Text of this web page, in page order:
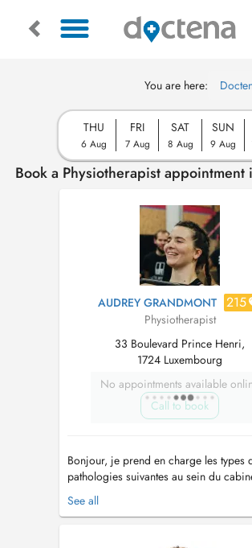
You are here:
THU
6 Aug
FRI
7 Aug
SAT
8 Aug
SUN
9 Aug
Book a Physiotherapist appointment
AUDREY GRANDMONT 215
Physiotherapist
33 Boulevard Prince Henri,
1724 Luxembourg
No appointments available
Call to book
Bonjour, je prend en charge les types
pathologies suivantes au sein du
Drainage lymphatique manuel -
sportives et lésions orthopédiques -
See all